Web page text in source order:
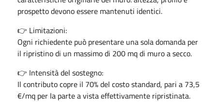
prospetto devono essere mantenuti identici.
👉 Limitazioni:
Ogni richiedente può presentare una sola domanda per
il ripristino di un massimo di 200 mq di muro a secco.
👉 Intensità del sostegno:
Il contributo copre il 70% del costo standard, pari a 73,5
€/mq per la parte a vista effettivamente ripristinata.